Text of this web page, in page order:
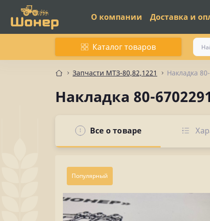
О компании Доставка и
Каталог товаров
Запчасти МТЗ-80,82,1221 Накладка
Накладка 80-6702291
Все о товаре
Популярный